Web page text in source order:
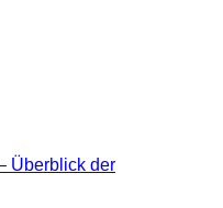
Überblick der